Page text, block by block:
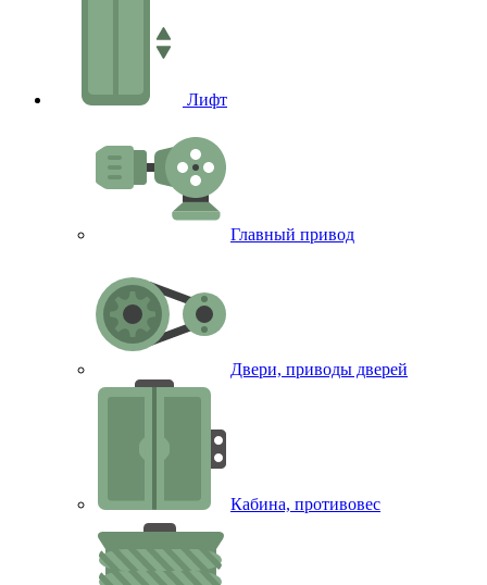
Лифт
Главный привод
Двери, приводы дверей
Кабина, противовес